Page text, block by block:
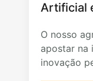
Artificial
O nosso
apostar na
inovação